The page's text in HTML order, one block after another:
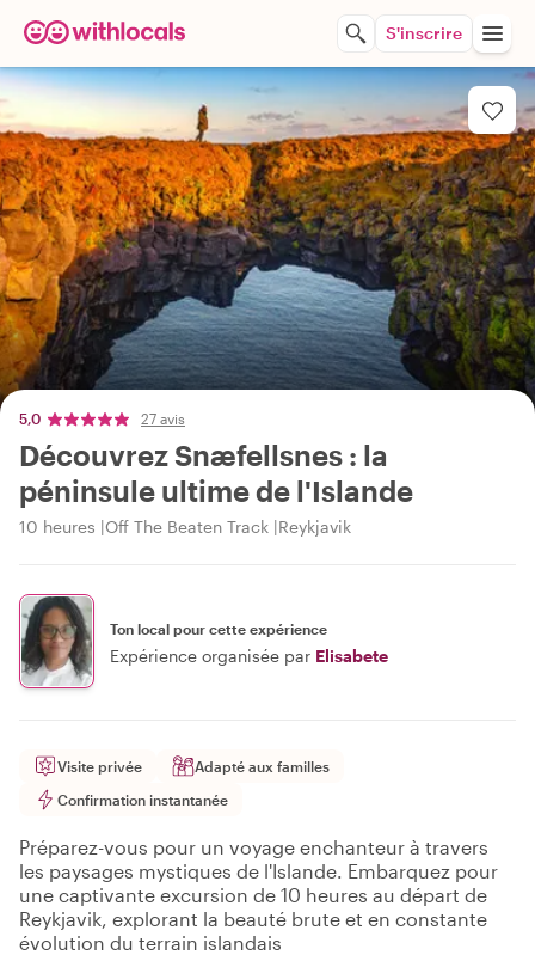
S'inscrire
5,0 27 avis
Découvrez Snæfellsnes : la
péninsule ultime de l'Islande
10 heures Off The Beaten Track Reykjavik
Ton local pour cette expérience
Expérience organisée par Elisabete
Visite privée
Adapté aux familles
Confirmation instantanée
Préparez-vous pour un voyage enchanteur à travers
les paysages mystiques de l'Islande. Embarquez pour
une captivante excursion de 10 heures au départ de
Reykjavik, explorant la beauté brute et en constante
évolution du terrain islandais